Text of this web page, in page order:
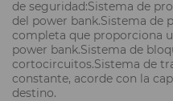
de seguridad:Sistema de
del power bank.Sistema de
completa que proporciona
power bank.Sistema de
cortocircuitos.Sistema de
constante, acorde con la
destino.